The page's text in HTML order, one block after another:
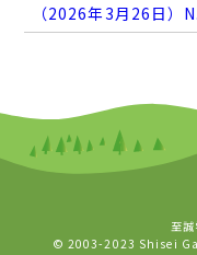
（2026年3月26日）
至
© 2003-2023 Shisei